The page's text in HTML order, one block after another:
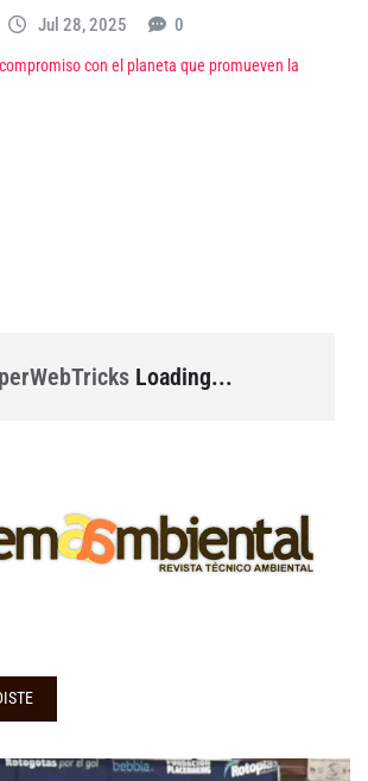
Jul 28, 2025 0
con el planeta que promueven la
Loading...